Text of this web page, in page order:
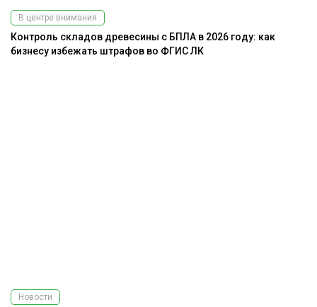
В центре внимания
Контроль складов древесины с БПЛА в 2026 году: как
бизнесу избежать штрафов во ФГИС ЛК
Новости